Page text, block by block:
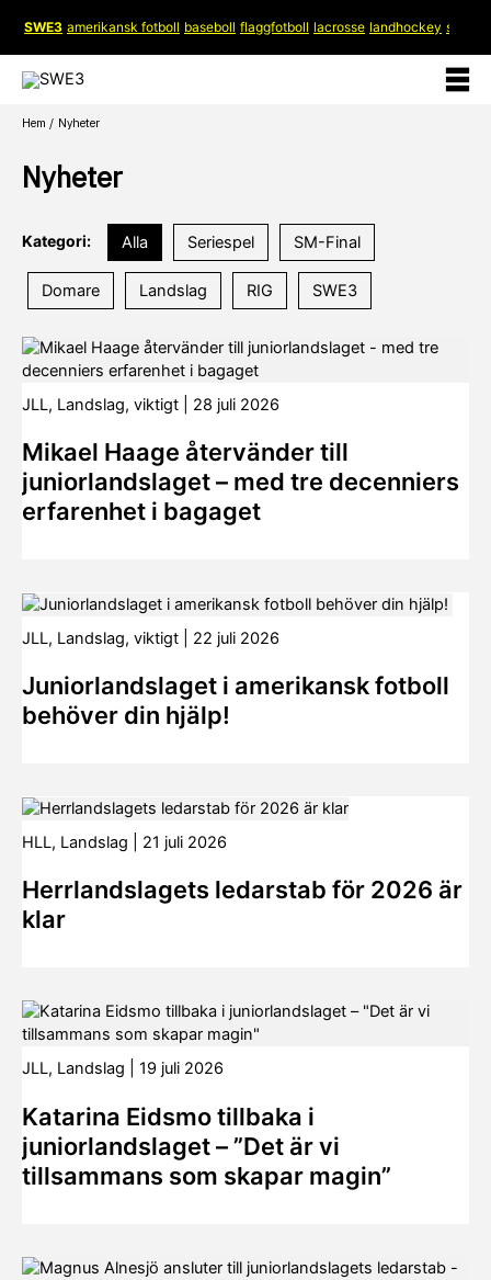
innehåll
SWE3 amerikansk fotboll baseboll flaggfotboll lacrosse landhockey softboll
Hem Nyheter
Nyheter
Kategori: Alla Seriespel SM-Final
Domare Landslag RIG SWE3
JLL, Landslag, viktigt 28 juli 2026
Mikael Haage återvänder till
juniorlandslaget – med tre decenniers
erfarenhet i bagaget
JLL, Landslag, viktigt 22 juli 2026
Juniorlandslaget i amerikansk fotboll
behöver din hjälp!
HLL, Landslag 21 juli 2026
Herrlandslagets ledarstab för 2026 är
klar
JLL, Landslag 19 juli 2026
Katarina Eidsmo tillbaka i
juniorlandslaget – ”Det är vi
tillsammans som skapar magin”